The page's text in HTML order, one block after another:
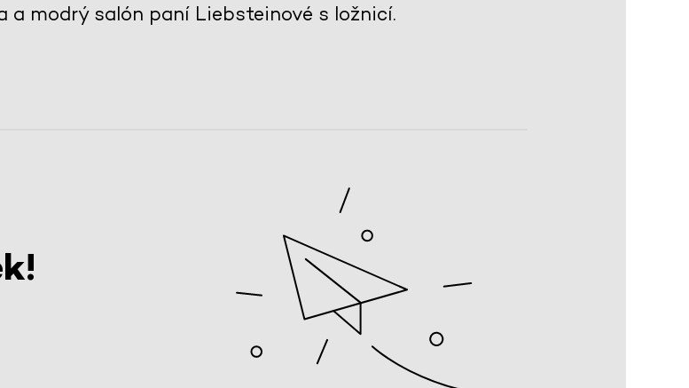
modrý salón paní Liebsteinové s ložnicí.